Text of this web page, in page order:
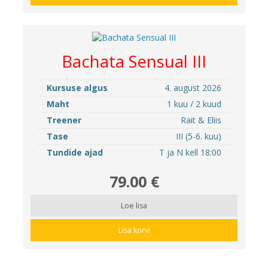
Bachata Sensual III
Kursuse algus
4. august 2026
Maht
1 kuu / 2 kuud
Treener
Rait & Eliis
Tase
III (5-6. kuu)
Tundide ajad
T ja N kell 18:00
79.00 €
Loe lisa
Lisa korvi